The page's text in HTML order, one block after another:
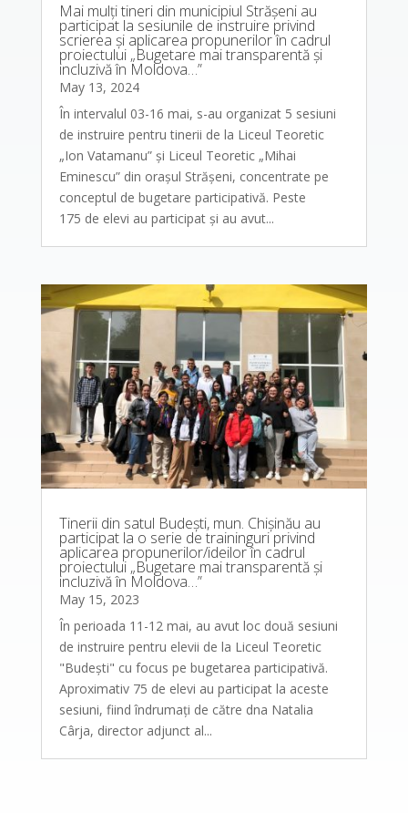
Mai mulți tineri din municipiul Strășeni au
participat la sesiunile de instruire privind
scrierea și aplicarea propunerilor în cadrul
proiectului „Bugetare mai transparentă și
incluzivă în Moldova…”
May 13, 2024
În intervalul 03-16 mai, s-au organizat 5 sesiuni
de instruire pentru tinerii de la Liceul Teoretic
„Ion Vatamanu” și Liceul Teoretic „Mihai
Eminescu” din orașul Strășeni, concentrate pe
conceptul de bugetare participativă. Peste
175 de elevi au participat și au avut...
Tinerii din satul Budești, mun. Chișinău au
participat la o serie de traininguri privind
aplicarea propunerilor/ideilor în cadrul
proiectului „Bugetare mai transparentă și
incluzivă în Moldova…”
May 15, 2023
În perioada 11-12 mai, au avut loc două sesiuni
de instruire pentru elevii de la Liceul Teoretic
"Budești" cu focus pe bugetarea participativă.
Aproximativ 75 de elevi au participat la aceste
sesiuni, fiind îndrumați de către dna Natalia
Cârja, director adjunct al...